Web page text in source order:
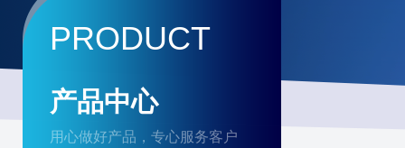
PRODUCT
产品中心
用心做好产品，专心服务客户